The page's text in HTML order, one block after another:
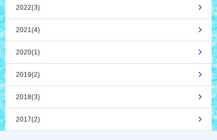
2022(3)
2021(4)
2020(1)
2019(2)
2018(3)
2017(2)